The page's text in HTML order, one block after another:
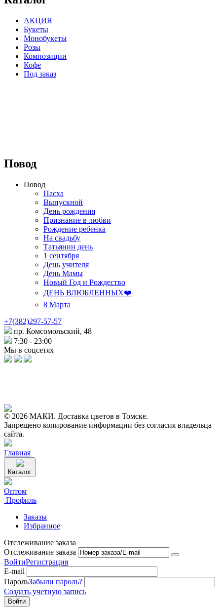
АКЦИЯ
Букеты
Монобукеты
Розы
Композиции
Кофе
Под заказ
Повод
Повод
Пасха
Выпускной
День рождения
Признание в любви
Рождение ребенка
На свадьбу
Татьянин день
1 сентября
День учителя
День Мамы
Новый Год и Рождество
ДЕНЬ ВЛЮБЛЕННЫХ❤️
8 Марта
+7(382)297-57-57
пр. Комсомольский, 48
7:30 - 23:00
Мы в соцсетях
© 2026 МАКИ. Доставка цветов в Томске.
Запрещено копирование информации без согласия владельца
сайта.
Главная
Каталог
Оптом
Профиль
Заказы
Избранное
Отслеживание заказа
Отслеживание заказа
ВойтиРегистрация
E-mail
ПарольЗабыли пароль?
Создать учетную запись
Войти